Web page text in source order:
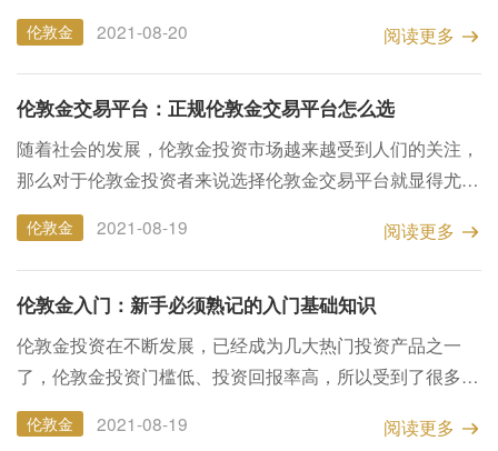
多少呢？那么接下来小编为大家带来详解。 一、伦敦金杠
杆是什么意思？ 交易模式是保证金式交易,具体体现就是其
1...
伦敦金 2021-08-20 阅读更多
伦敦金交易平台：正规伦敦金交易平台怎么选
随着社会的发展，伦敦金投资市场越来越受到人们的关注，
那么对于伦敦金投资者来说选择伦敦金交易平台就显得尤为
重要了，那么最主要的是选择正规的伦敦金交易平台，那么
正规伦敦金交易平台怎么选呢？接下来小编为大家详细的讲
解...
伦敦金 2021-08-19 阅读更多
伦敦金入门：新手必须熟记的入门基础知识
伦敦金投资在不断发展，已经成为几大热门投资产品之一
了，伦敦金投资门槛低、投资回报率高，所以受到了很多人
的追捧，但是在刚入门投资炒伦敦金的投资来说还是很迷茫
的，那么接下来小编就来为大家详细介绍一下有关伦敦金入
伦敦金 2021-08-19 阅读更多